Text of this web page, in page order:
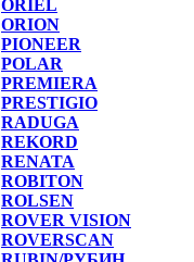
ORIEL
ORION
PIONEER
POLAR
PREMIERA
PRESTIGIO
RADUGA
REKORD
RENATA
ROBITON
ROLSEN
ROVER VISION
ROVERSCAN